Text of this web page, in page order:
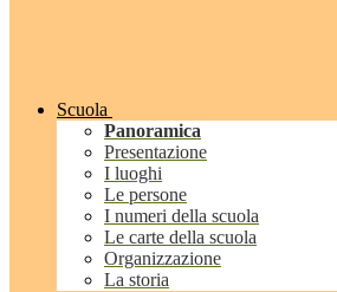
Scuola
Panoramica
Presentazione
I luoghi
Le persone
I numeri della scuola
Le carte della scuola
Organizzazione
La storia